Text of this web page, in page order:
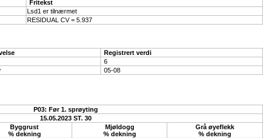
Fritekst
Lsd1 er tilnærmet
RESIDUAL CV = 5.937
Registrert verdi
6
05-08
P03: Før 1. sprøyting
15.05.2023 ST. 30
Byggrust
% dekning
Mjøldogg
% dekning
Grå øyeflekk
% dekning